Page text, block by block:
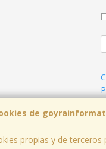
de
propias y de